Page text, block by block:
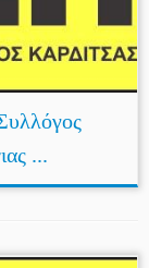
...